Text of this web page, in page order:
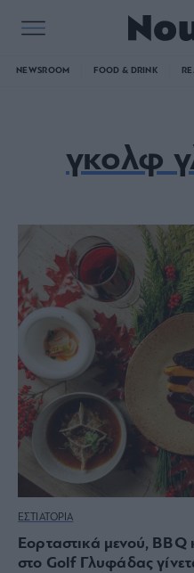
NEWSROOM FOOD & DRINK
γκολφ
ΕΣΤΙΑΤΟΡΙΑ
Εορταστικά μενού,
στο Golf Γλυφάδας